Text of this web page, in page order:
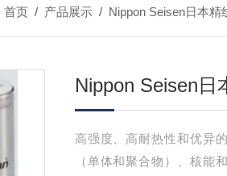
首页/ 产品展示/ Nippon Seisen日本精
Nippon Seisen日
高强度、高耐热性和优异
（单体和聚合物）、核能